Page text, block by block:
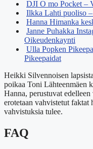
DJI O mo Pocket –
Ilkka Lahti puoliso –
Hanna Himanka
Janne Puhakka
Oikeudenkaynti
Ulla Popken
Pikeepaidat
Heikki Silvennoisen
poikaa Toni Lähteenmäen
Hanna, perustuvat
erotetaan vahvistetut faktat
vahvistuksia tulee.
FAQ